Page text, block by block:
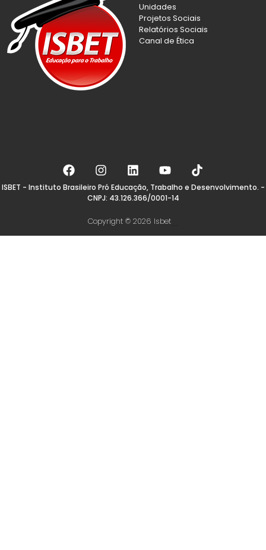
Unidades
Projetos Sociais
Relatórios Sociais
Canal de Ética
ISBET - Instituto Brasileiro Pró Educação, Trabalho e Desenvolvimento. -
CNPJ: 43.126.366/0001-14
Copyright © 2026 Isbet